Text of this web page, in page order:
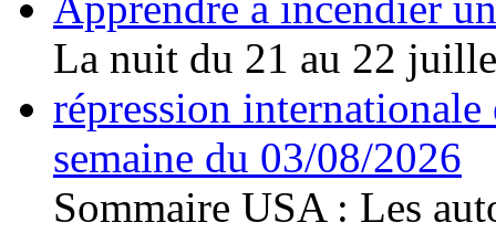
La nuit du 21 au 22
répression
semaine du 03/08/2026
Sommaire USA : Les